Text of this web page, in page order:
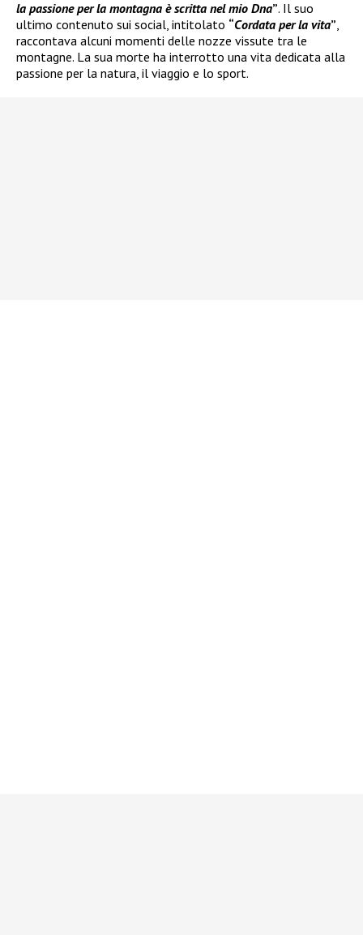
la passione per la montagna è scritta nel mio Dna”. Il suo
ultimo contenuto sui social, intitolato “Cordata per la vita”
raccontava alcuni momenti delle nozze vissute tra le
montagne. La sua morte ha interrotto una vita dedicata alla
passione per la natura, il viaggio e lo sport.